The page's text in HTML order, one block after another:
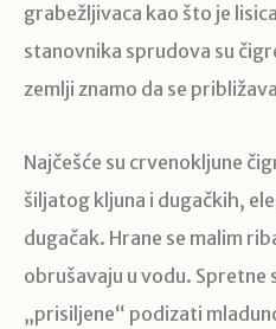
grabežljivaca kao što je
stanovnika sprudova su
zemlji znamo da se
Najčešće su crvenokljune
šiljatog kljuna i dugačkih,
dugačak. Hrane se malim
obrušavaju u vodu. Spretne
„prisiljene“ podizati